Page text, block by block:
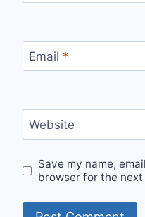
Email *
Website
Save my name,
browser for the